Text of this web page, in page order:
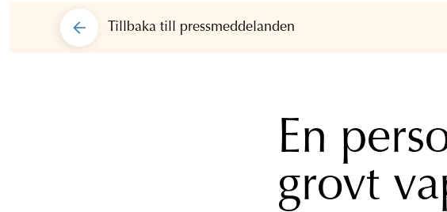
Tillbaka till pressmeddelanden
En
grovt